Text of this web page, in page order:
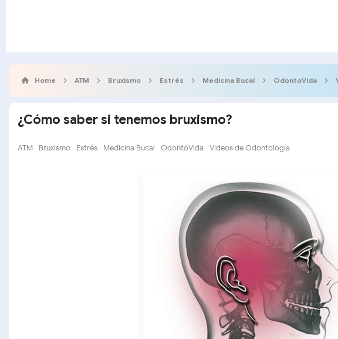
Home ATM Bruxismo Estrés Medicina Bucal OdontoVida
¿Cómo saber si tenemos bruxismo?
ATM Bruxismo Estrés Medicina Bucal OdontoVida Videos de Odontología